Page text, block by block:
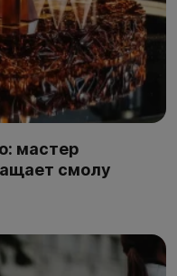
мастер
смолу